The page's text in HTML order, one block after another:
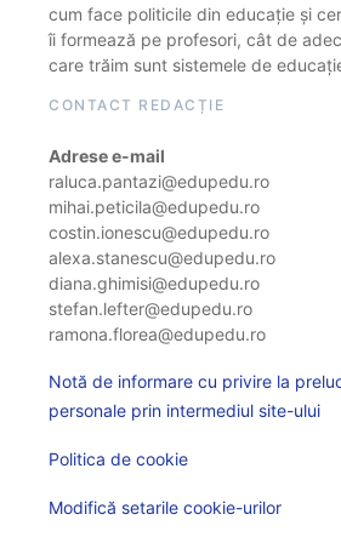
cum face politicile din educație și
îi formează pe profesori, cât de
care trăim sunt sistemele de
CONTACT REDACȚIE
Adrese e-mail
raluca.pantazi@edupedu.ro
mihai.peticila@edupedu.ro
costin.ionescu@edupedu.ro
alexa.stanescu@edupedu.ro
diana.ghimisi@edupedu.ro
stefan.lefter@edupedu.ro
ramona.florea@edupedu.ro
Notă de informare cu privire la
personale prin intermediul site-ului
Politica de cookie
Modifică setarile cookie-urilor